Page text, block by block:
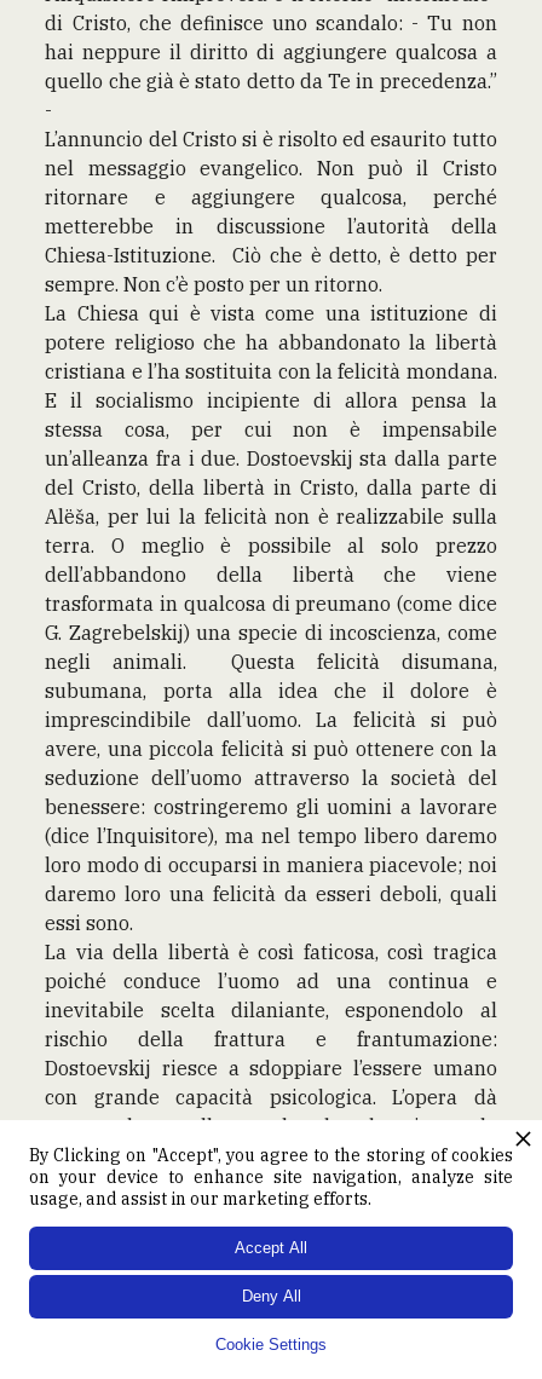
di Cristo, che definisce uno scandalo: - Tu non
hai neppure il diritto di aggiungere qualcosa a
quello che già è stato detto da Te in precedenza.”
-
L’annuncio del Cristo si è risolto ed esaurito tutto
nel messaggio evangelico. Non può il Cristo
ritornare e aggiungere qualcosa, perché
metterebbe in discussione l’autorità della
Chiesa-Istituzione. Ciò che è detto, è detto per
sempre. Non c’è posto per un ritorno.
La Chiesa qui è vista come una istituzione di
potere religioso che ha abbandonato la libertà
cristiana e l’ha sostituita con la felicità mondana.
E il socialismo incipiente di allora pensa la
stessa cosa, per cui non è impensabile
un’alleanza fra i due. Dostoevskij sta dalla parte
del Cristo, della libertà in Cristo, dalla parte di
Alëša, per lui la felicità non è realizzabile sulla
terra. O meglio è possibile al solo prezzo
dell’abbandono della libertà che viene
trasformata in qualcosa di preumano (come dice
G. Zagrebelskij) una specie di incoscienza, come
negli animali. Questa felicità disumana,
subumana, porta alla idea che il dolore è
imprescindibile dall’uomo. La felicità si può
avere, una piccola felicità si può ottenere con la
seduzione dell’uomo attraverso la società del
benessere: costringeremo gli uomini a lavorare
(dice l’Inquisitore), ma nel tempo libero daremo
loro modo di occuparsi in maniera piacevole; noi
daremo loro una felicità da esseri deboli, quali
essi sono.
La via della libertà è così faticosa, così tragica
poiché conduce l’uomo ad una continua e
inevitabile scelta dilaniante, esponendolo al
rischio della frattura e frantumazione:
Dostoevskij riesce a sdoppiare l’essere umano
con grande capacità psicologica. L’opera dà
autorevolezza alle parole che descrivono lo
spingersi fino al limite dell’essere nel mondo:
“Nella mia vita ho solo portato alle estreme
conseguenze ciò che voi non avete osato
condurre neppure a metà, prendendo oltretutto
per buonsenso la vostra viltà”. ("Memorie dal
noi: sdoppiati lo siamo, nella quotidianità, per
By Clicking on "Accept", you agree to the storing of cookies
on your device to enhance site navigation, analyze site
usage, and assist in our marketing efforts.
Cookie Settings
Deny All
Accept All